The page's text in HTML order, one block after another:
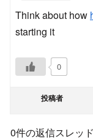
Think about how
starting it
0
投稿者
0件の返信スレッ